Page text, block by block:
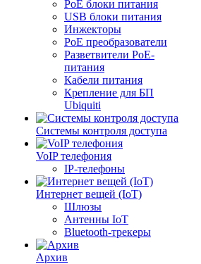
PoE блоки питания
USB блоки питания
Инжекторы
PoE преобразователи
Разветвители PoE-
питания
Кабели питания
Крепление для БП
Ubiquiti
Системы контроля доступа
VoIP телефония
IP-телефоны
Интернет вещей (IoT)
Шлюзы
Антенны IoT
Bluetooth-трекеры
Архив